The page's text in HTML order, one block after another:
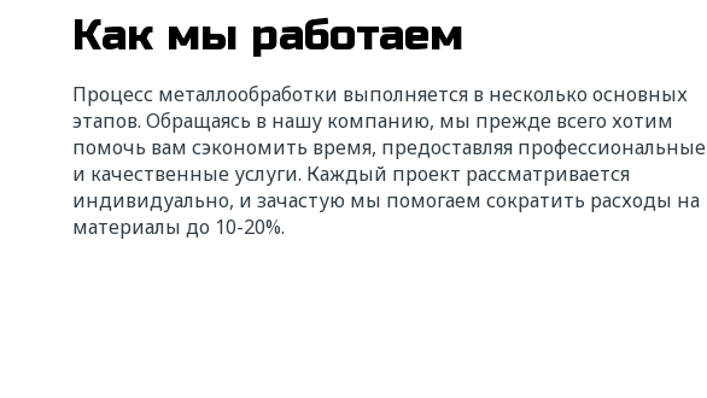
Как мы работаем
Процесс металлообработки выполняется в несколько основных
этапов. Обращаясь в нашу компанию, мы прежде всего хотим
помочь вам сэкономить время, предоставляя профессиональные
и качественные услуги. Каждый проект рассматривается
индивидуально, и зачастую мы помогаем сократить расходы на
материалы до 10-20%.